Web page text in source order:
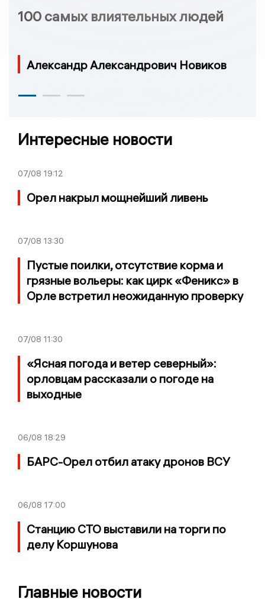
100 самых влиятельных людей
Александр Александрович Новиков
Интересные новости
07/08 19:12
Орел накрыл мощнейший ливень
07/08 13:30
Пустые поилки, отсутствие корма и
грязные вольеры: как цирк «Феникс» в
Орле встретил неожиданную проверку
07/08 11:30
«Ясная погода и ветер северный»:
орловцам рассказали о погоде на
выходные
06/08 18:29
БАРС-Орел отбил атаку дронов ВСУ
06/08 17:00
Станцию СТО выставили на торги по
делу Коршунова
Главные новости